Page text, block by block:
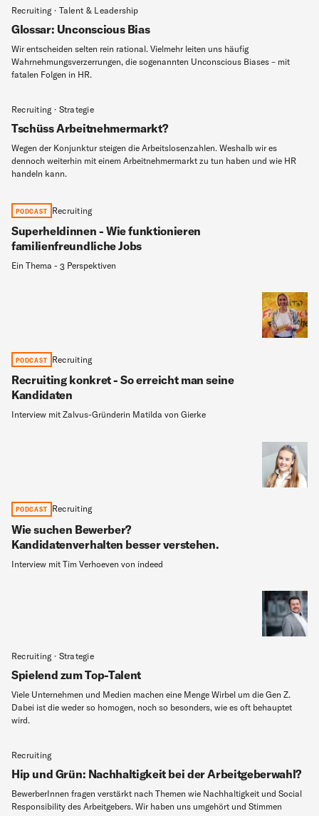
Recruiting · Strategie
Spielend zum Top-Talent
Viele Unternehmen und Medien machen eine Menge Wirbel um die Gen Z.
Dabei ist die weder so homogen, noch so besonders, wie es oft behauptet
wird.
Recruiting
Hip und Grün: Nachhaltigkeit bei der Arbeitgeberwahl?
BewerberInnen fragen verstärkt nach Themen wie Nachhaltigkeit und Social
Responsibility des Arbeitgebers. Wir haben uns umgehört und Stimmen
Recruiting · Strategie
Tschüss Arbeitnehmermarkt?
Wegen der Konjunktur steigen die Arbeitslosenzahlen. Weshalb wir es
dennoch weiterhin mit einem Arbeitnehmermarkt zu tun haben und wie HR
handeln kann.
PODCAST Recruiting
Superheldinnen - Wie funktionieren
familienfreundliche Jobs
Ein Thema - 3 Perspektiven
PODCAST Recruiting
Recruiting konkret - So erreicht man seine
Kandidaten
Interview mit Zalvus-Gründerin Matilda von Gierke
PODCAST Recruiting
Wie suchen Bewerber?
Kandidatenverhalten besser verstehen.
Interview mit Tim Verhoeven von indeed
Recruiting · Talent & Leadership
Glossar: Unconscious Bias
Wir entscheiden selten rein rational. Vielmehr leiten uns häufig
Wahrnehmungsverzerrungen, die sogenannten Unconscious Biases – mit
fatalen Folgen in HR.